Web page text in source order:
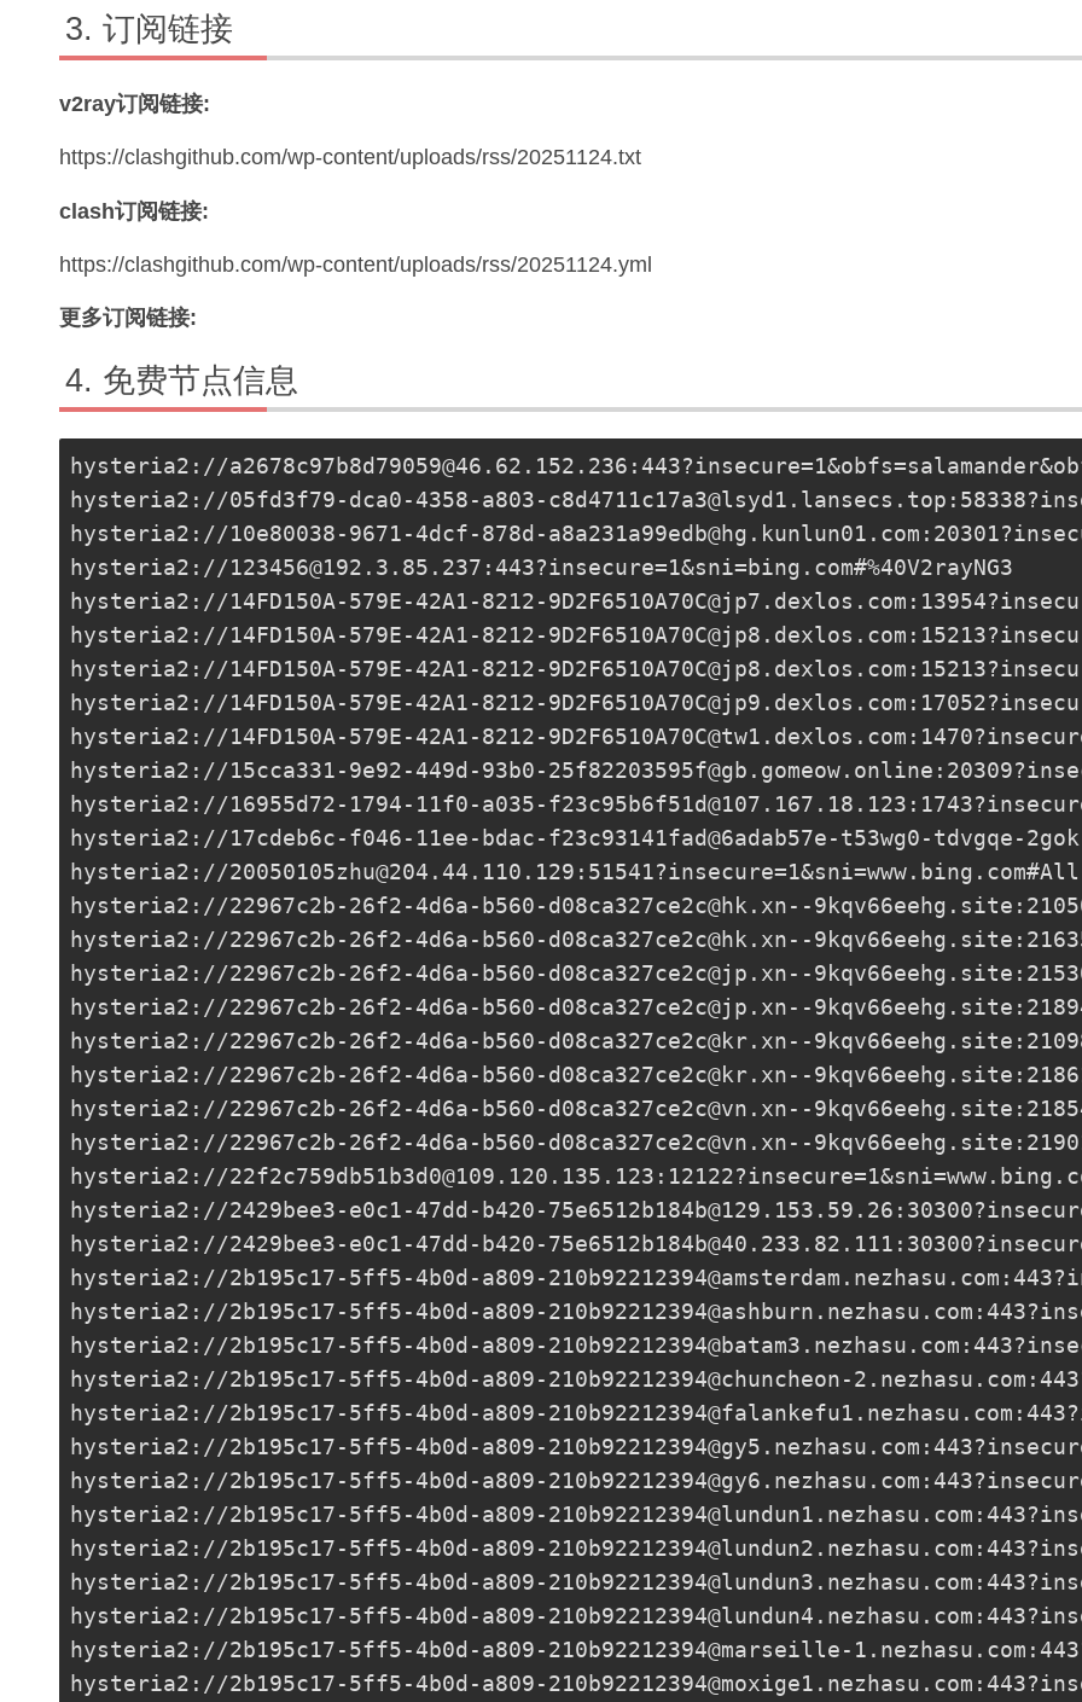
订阅链接
v2ray订阅链接:
https://clashgithub.com/wp-content/uploads/rss/20251124.txt
clash订阅链接:
https://clashgithub.com/wp-content/uploads/rss/20251124.yml
更多订阅链接:
免费节点信息
hysteria2://a2678c97b8d79059@46.62.152.236
hysteria2://05fd3f79-dca0-4358-a803-c8d4711c17a3@lsyd1.lansecs.top
hysteria2://10e80038-9671-4dcf-878d-a8a231a99edb@hg.kunlun01.com
hysteria2://123456@192.3.85.237 :443?insecure=1&sni=bing.com#%40V2rayNG3
hysteria2://14FD150A-579E-42A1-8212-9D2F6510A70C@jp7.dexlos.com
hysteria2://14FD150A-579E-42A1-8212-9D2F6510A70C@jp8.dexlos.com
hysteria2://14FD150A-579E-42A1-8212-9D2F6510A70C@jp8.dexlos.com
hysteria2://14FD150A-579E-42A1-8212-9D2F6510A70C@jp9.dexlos.com
hysteria2://14FD150A-579E-42A1-8212-9D2F6510A70C@tw1.dexlos.com
hysteria2://15cca331-9e92-449d-93b0-25f82203595f@gb.gomeow.online
hysteria2://16955d72-1794-11f0-a035-f23c95b6f51d@107.167.18.123
hysteria2://17cdeb6c-f046-11ee-bdac-f23c93141fad@6adab57e-t53wg0-tdvgqe-
hysteria2://20050105zhu@204.44.110.129
hysteria2://22967c2b-26f2-4d6a-b560-d08ca327ce2c@hk.xn--9kqv66eehg.site
hysteria2://22967c2b-26f2-4d6a-b560-d08ca327ce2c@hk.xn--9kqv66eehg.site
hysteria2://22967c2b-26f2-4d6a-b560-d08ca327ce2c@jp.xn--9kqv66eehg.site
hysteria2://22967c2b-26f2-4d6a-b560-d08ca327ce2c@jp.xn--9kqv66eehg.site
hysteria2://22967c2b-26f2-4d6a-b560-d08ca327ce2c@kr.xn--9kqv66eehg.site
hysteria2://22967c2b-26f2-4d6a-b560-d08ca327ce2c@kr.xn--9kqv66eehg.site
hysteria2://22967c2b-26f2-4d6a-b560-d08ca327ce2c@vn.xn--9kqv66eehg.site
hysteria2://22967c2b-26f2-4d6a-b560-d08ca327ce2c@vn.xn--9kqv66eehg.site
hysteria2://22f2c759db51b3d0@109.120.135.123
hysteria2://2429bee3-e0c1-47dd-b420-75e6512b184b@129.153.59.26
hysteria2://2429bee3-e0c1-47dd-b420-75e6512b184b@40.233.82.111
hysteria2://2b195c17-5ff5-4b0d-a809-210b92212394@amsterdam.nezhasu.com
hysteria2://2b195c17-5ff5-4b0d-a809-210b92212394@ashburn.nezhasu.com
hysteria2://2b195c17-5ff5-4b0d-a809-210b92212394@batam3.nezhasu.com
hysteria2://2b195c17-5ff5-4b0d-a809-210b92212394@chuncheon-2.nezhasu.com
hysteria2://2b195c17-5ff5-4b0d-a809-210b92212394@falankefu1.nezhasu.com
hysteria2://2b195c17-5ff5-4b0d-a809-210b92212394@gy5.nezhasu.com
hysteria2://2b195c17-5ff5-4b0d-a809-210b92212394@gy6.nezhasu.com
hysteria2://2b195c17-5ff5-4b0d-a809-210b92212394@lundun1.nezhasu.com
hysteria2://2b195c17-5ff5-4b0d-a809-210b92212394@lundun2.nezhasu.com
hysteria2://2b195c17-5ff5-4b0d-a809-210b92212394@lundun3.nezhasu.com
hysteria2://2b195c17-5ff5-4b0d-a809-210b92212394@lundun4.nezhasu.com
hysteria2://2b195c17-5ff5-4b0d-a809-210b92212394@marseille-1.nezhasu.com
hysteria2://2b195c17-5ff5-4b0d-a809-210b92212394@moxige1.nezhasu.com